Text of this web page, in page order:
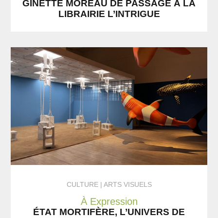
GINETTE MOREAU DE PASSAGE À LA
LIBRAIRIE L’INTRIGUE
CULTURE ARTS VISUELS
À Expression
ÉTAT MORTIFÈRE, L’UNIVERS DE